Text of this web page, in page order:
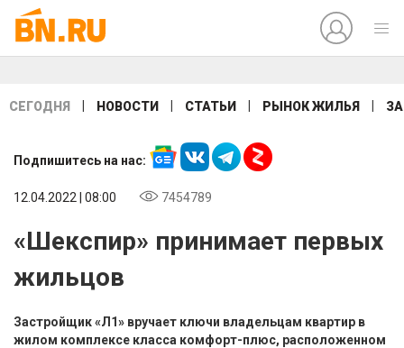
СЕГОДНЯ НОВОСТИ СТАТЬИ РЫНОК ЖИЛЬЯ
Подпишитесь на нас:
12.04.2022 | 08:00 7454789
«Шекспир» принимает первых
жильцов
Застройщик «Л1» вручает ключи владельцам квартир в
жилом комплексе класса комфорт-плюс, расположенном